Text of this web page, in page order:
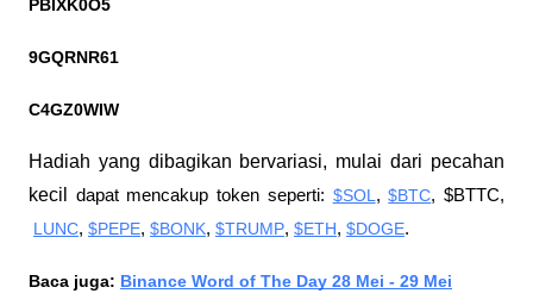
PBIXK0O5
9GQRNR61
C4GZ0WIW
Hadiah yang dibagikan bervariasi, mulai dari pecahan
kecil dapat mencakup token seperti: $SOL , $BTC, $BTTC,
LUNC, $PEPE, $BONK, $TRUMP, $ETH, $DOGE.
Baca juga: Binance Word of The Day 28 Mei - 29 Mei